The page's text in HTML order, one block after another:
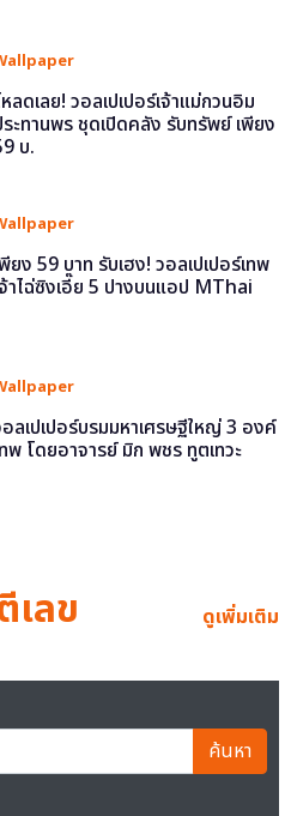
ลดเลย! วอลเปเปอร์เจ้าแม่กวนอิม
ะทานพร ชุดเปิดคลัง รับทรัพย์ เพียง
บ.
ยง 59 บาท รับเฮง! วอลเปเปอร์เทพ
าไฉ่ซิงเอี๊ย 5 ปางบนแอป MThai
ลเปเปอร์บรมมหาเศรษฐีใหญ่ 3 องค์
พ โดยอาจารย์ มิก พชร ทูตเทวะ
ลข ดูเพิ่มเติม
ค้นหา